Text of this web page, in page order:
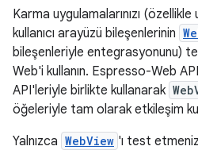
Karma uygulamalarınızı (özellikle
kullanıcı arayüzü bileşenlerinin
bileşenleriyle entegrasyonunu)
Web'i kullanın. Espresso-Web
API'leriyle birlikte kullanarak
öğeleriyle tam olarak etkileşim
Yalnızca WebView 'ı test